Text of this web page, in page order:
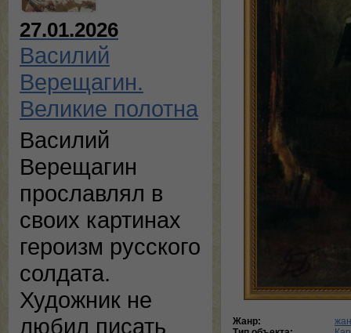
27.01.2026
Василий
Верещагин.
Великие полотна
Василий
Верещагин
прославлял в
своих картинах
героизм русского
солдата.
Художник не
любил писать
Жанр: